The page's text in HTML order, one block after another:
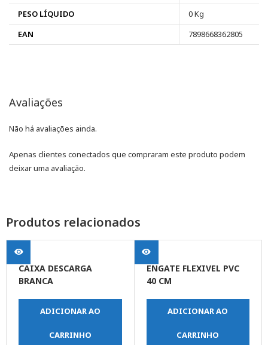
PESO LÍQUIDO
0 Kg
EAN
7898668362805
Avaliações
Não há avaliações ainda.
Apenas clientes conectados que compraram este produto podem
deixar uma avaliação.
Produtos relacionados
CAIXA DESCARGA
BRANCA
ADICIONAR AO
CARRINHO
ENGATE FLEXIVEL PVC
40 CM
ADICIONAR AO
CARRINHO